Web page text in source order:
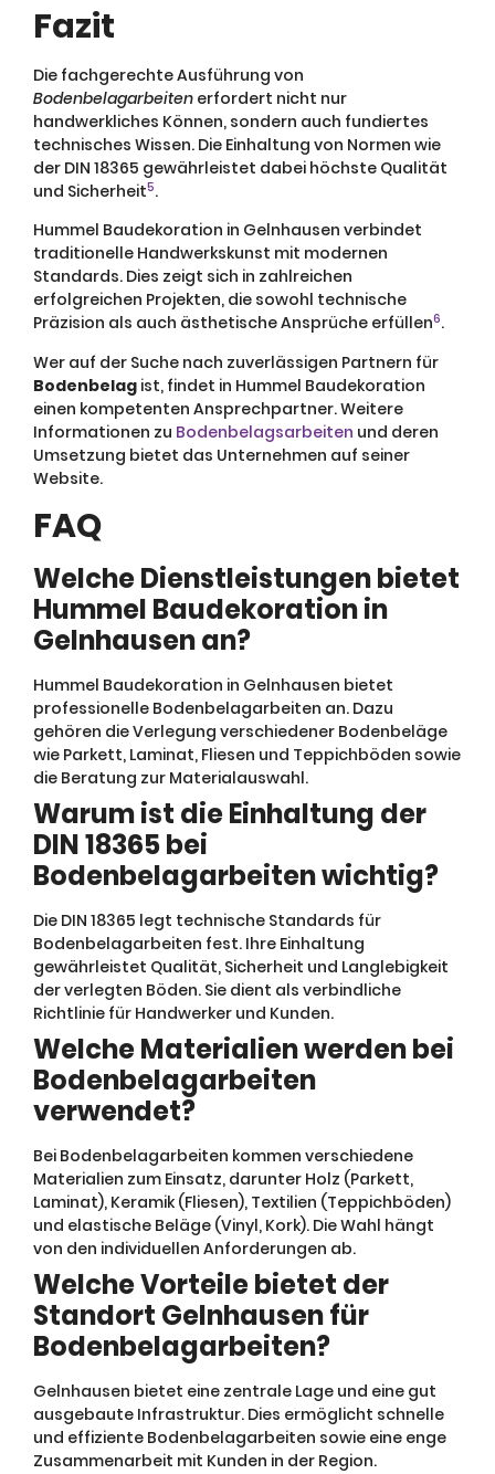
Fazit
Die fachgerechte Ausführung von
Bodenbelagarbeiten erfordert nicht nur
handwerkliches Können, sondern auch fundiertes
technisches Wissen. Die Einhaltung von Normen wie
der DIN 18365 gewährleistet dabei höchste Qualität
und Sicherheit5.
Hummel Baudekoration in Gelnhausen verbindet
traditionelle Handwerkskunst mit modernen
Standards. Dies zeigt sich in zahlreichen
erfolgreichen Projekten, die sowohl technische
Präzision als auch ästhetische Ansprüche erfüllen6.
Wer auf der Suche nach zuverlässigen Partnern für
Bodenbelag ist, findet in Hummel Baudekoration
einen kompetenten Ansprechpartner. Weitere
Informationen zu Bodenbelagsarbeiten und deren
Umsetzung bietet das Unternehmen auf seiner
Website.
FAQ
Welche Dienstleistungen bietet
Hummel Baudekoration in
Gelnhausen an?
Hummel Baudekoration in Gelnhausen bietet
professionelle Bodenbelagarbeiten an. Dazu
gehören die Verlegung verschiedener Bodenbeläge
wie Parkett, Laminat, Fliesen und Teppichböden sowie
die Beratung zur Materialauswahl.
Warum ist die Einhaltung der
DIN 18365 bei
Bodenbelagarbeiten wichtig?
Die DIN 18365 legt technische Standards für
Bodenbelagarbeiten fest. Ihre Einhaltung
gewährleistet Qualität, Sicherheit und Langlebigkeit
der verlegten Böden. Sie dient als verbindliche
Richtlinie für Handwerker und Kunden.
Welche Materialien werden bei
Bodenbelagarbeiten
verwendet?
Bei Bodenbelagarbeiten kommen verschiedene
Materialien zum Einsatz, darunter Holz (Parkett,
Laminat), Keramik (Fliesen), Textilien (Teppichböden)
und elastische Beläge (Vinyl, Kork). Die Wahl hängt
von den individuellen Anforderungen ab.
Welche Vorteile bietet der
Standort Gelnhausen für
Bodenbelagarbeiten?
Gelnhausen bietet eine zentrale Lage und eine gut
ausgebaute Infrastruktur. Dies ermöglicht schnelle
und effiziente Bodenbelagarbeiten sowie eine enge
Zusammenarbeit mit Kunden in der Region.